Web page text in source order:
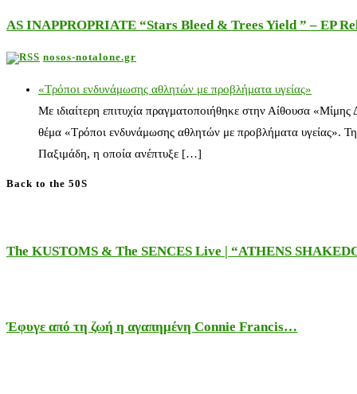
AS INAPPROPRIATE “Stars Bleed & Trees Yield ” – EP
nosos-notalone.gr
«Τρόποι ενδυνάμωσης αθλητών με προβλήματα υγείας»
Με ιδιαίτερη επιτυχία πραγματοποιήθηκε στην Αίθουσα
θέμα «Τρόποι ενδυνάμωσης αθλητών με προβλήματα υγείας».
Παξιμάδη, η οποία ανέπτυξε […]
Back to the 50S
The KUSTOMS & The SENCES Live | “ATHENS
Έφυγε από τη ζωή η αγαπημένη Connie Francis…